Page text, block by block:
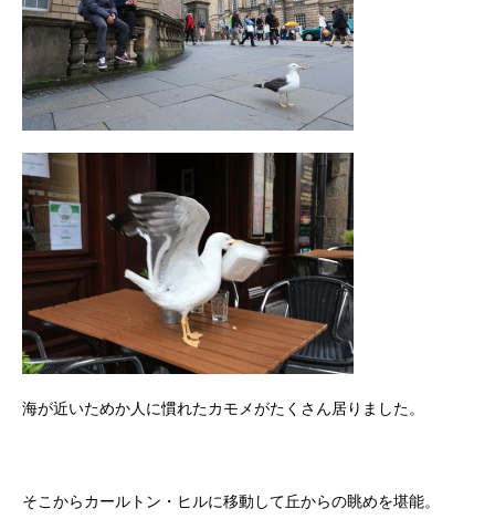
海が近いためか人に慣れたカモメがたくさん居りました。
そこからカールトン・ヒルに移動して丘からの眺めを堪能。